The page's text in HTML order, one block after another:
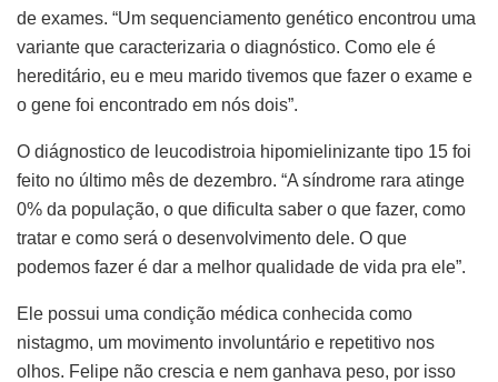
de exames. “Um sequenciamento genético encontrou uma
variante que caracterizaria o diagnóstico. Como ele é
hereditário, eu e meu marido tivemos que fazer o exame e
o gene foi encontrado em nós dois”.
O diágnostico de leucodistroia hipomielinizante tipo 15 foi
feito no último mês de dezembro. “A síndrome rara atinge
0% da população, o que dificulta saber o que fazer, como
tratar e como será o desenvolvimento dele. O que
podemos fazer é dar a melhor qualidade de vida pra ele”.
Ele possui uma condição médica conhecida como
nistagmo, um movimento involuntário e repetitivo nos
olhos. Felipe não crescia e nem ganhava peso, por isso